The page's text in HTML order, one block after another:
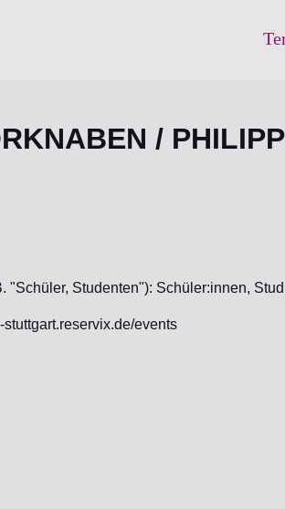
/
"Schüler, Studenten"): Schüler:innen,
events